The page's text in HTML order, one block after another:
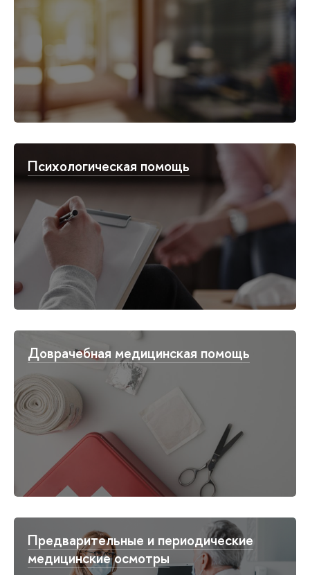
Психологическая помощь
Доврачебная медицинская помощь
Предварительные и периодические
медицинские осмотры